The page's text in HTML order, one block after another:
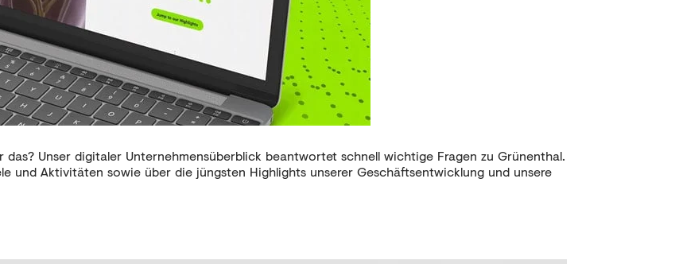
Unser digitaler Unternehmensüberblick beantwortet schnell wichtige Fragen zu Grünenthal.
und Aktivitäten sowie über die jüngsten Highlights unserer Geschäftsentwicklung und unsere